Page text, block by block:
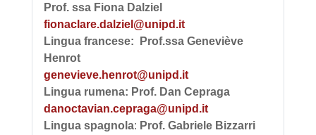
Prof. ssa Fiona Dalziel
fionaclare.dalziel@unipd.it
Lingua francese: Prof.ssa Geneviève
Henrot
genevieve.henrot@unipd.it
Lingua rumena: Prof. Dan Cepraga
danoctavian.cepraga@unipd.it
Lingua spagnola: Prof. Gabriele Bizzarri